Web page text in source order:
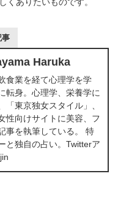
事
Haruka
食業を経て心理学を学
転身。心理学、栄養学に
「東京独女スタイル」、
性向けサイトに美容、フ
事を執筆している。 特
と独自の占い。Twitterア